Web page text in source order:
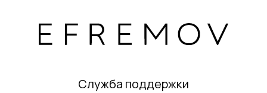
Служба поддержки